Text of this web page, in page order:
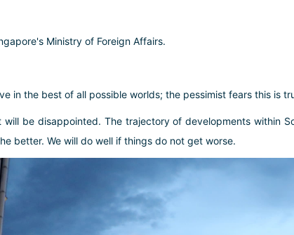
Ministry of Foreign Affairs.
in the best of all possible worlds; the pessimist fears this is
be disappointed. The trajectory of developments within
better. We will do well if things do not get worse.